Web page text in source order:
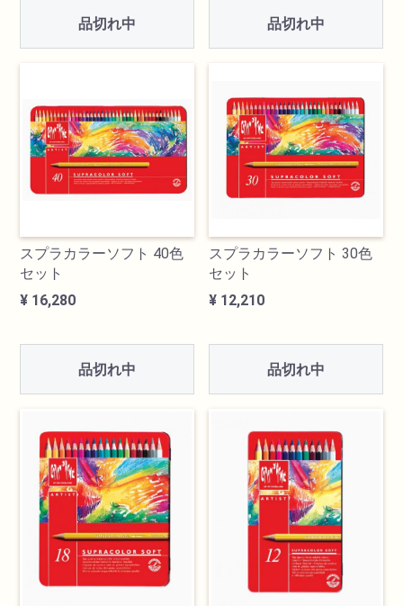
品切れ中 品切れ中
スプラカラーソフト 40色
セット
¥ 16,280
品切れ中
スプラカラーソフト 30色
セット
¥ 12,210
品切れ中
透明水彩絵具
不透明水彩絵具
アクリル絵具
地塗り材・メディウム
コミック画材
コピック用品
水彩色鉛筆